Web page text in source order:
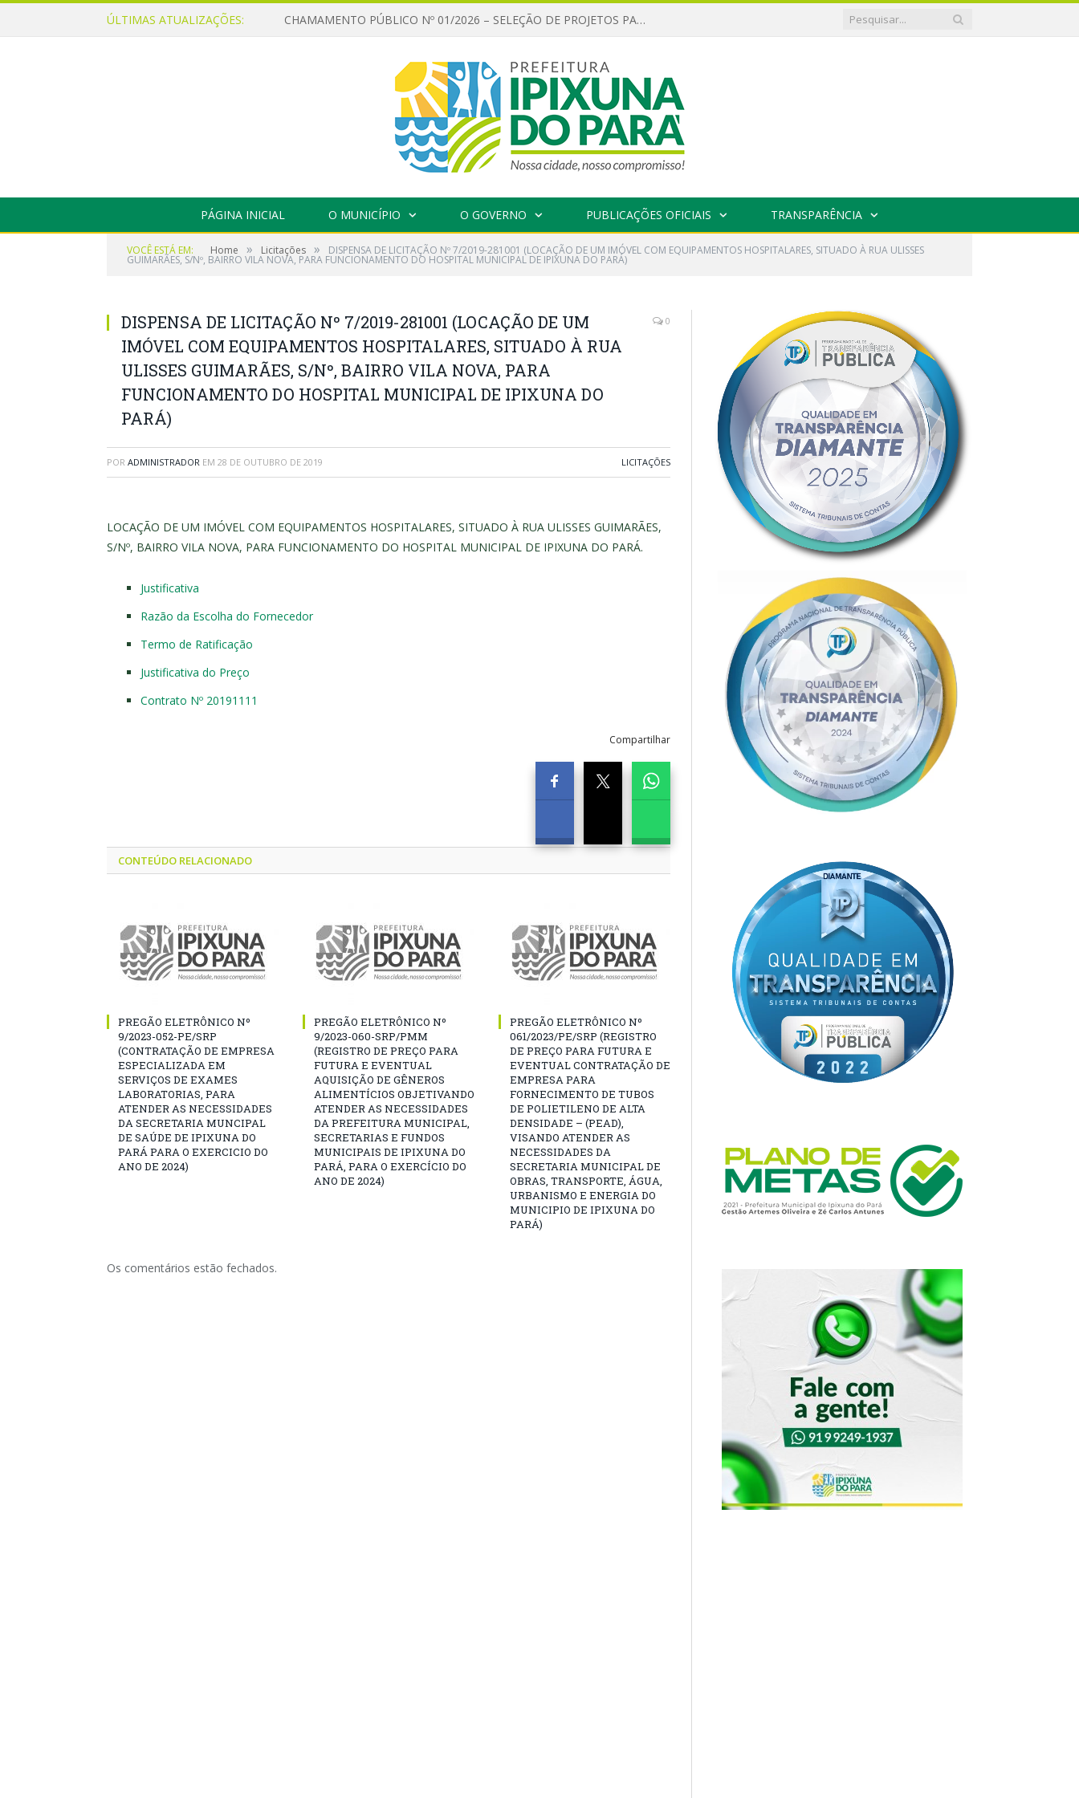
ÚLTIMAS ATUALIZAÇÕES: CHAMAMENTO PÚBLICO Nº 01/2026 – SELEÇÃO DE PROJETOS PARA FIRMAR TERMO DE EXECUÇÃO CULTURAL COM RECURSOS DA POLÍTICA NACIONAL ALDIR BLANC DE FOMENTO À CULTURA – PNAB (LEI Nº 14.399/2022)
PÁGINA INICIAL O MUNICÍPIO O GOVERNO PUBLICAÇÕES OFICIAIS TRANSPARÊNCIA
VOCÊ ESTÁ EM: Home » Licitações » DISPENSA DE LICITAÇÃO Nº 7/2019-281001 (LOCAÇÃO DE UM IMÓVEL COM EQUIPAMENTOS HOSPITALARES, SITUADO À RUA ULISSES
GUIMARÃES, S/Nº, BAIRRO VILA NOVA, PARA FUNCIONAMENTO DO HOSPITAL MUNICIPAL DE IPIXUNA DO PARÁ)
DISPENSA DE LICITAÇÃO Nº 7/2019-281001 (LOCAÇÃO DE UM
IMÓVEL COM EQUIPAMENTOS HOSPITALARES, SITUADO À RUA
ULISSES GUIMARÃES, S/Nº, BAIRRO VILA NOVA, PARA
FUNCIONAMENTO DO HOSPITAL MUNICIPAL DE IPIXUNA DO
PARÁ)
0
POR ADMINISTRADOR EM 28 DE OUTUBRO DE 2019 LICITAÇÕES
LOCAÇÃO DE UM IMÓVEL COM EQUIPAMENTOS HOSPITALARES, SITUADO À RUA ULISSES GUIMARÃES,
S/Nº, BAIRRO VILA NOVA, PARA FUNCIONAMENTO DO HOSPITAL MUNICIPAL DE IPIXUNA DO PARÁ.
Justificativa
Razão da Escolha do Fornecedor
Termo de Ratificação
Justificativa do Preço
Contrato Nº 20191111
Compartilhar
CONTEÚDO RELACIONADO
PREGÃO ELETRÔNICO Nº
9/2023-052-PE/SRP
(CONTRATAÇÃO DE EMPRESA
ESPECIALIZADA EM
SERVIÇOS DE EXAMES
LABORATORIAS, PARA
ATENDER AS NECESSIDADES
DA SECRETARIA MUNCIPAL
DE SAÚDE DE IPIXUNA DO
PARÁ PARA O EXERCICIO DO
ANO DE 2024)
PREGÃO ELETRÔNICO Nº
9/2023-060-SRP/PMM
(REGISTRO DE PREÇO PARA
FUTURA E EVENTUAL
AQUISIÇÃO DE GÊNEROS
ALIMENTÍCIOS OBJETIVANDO
ATENDER AS NECESSIDADES
DA PREFEITURA MUNICIPAL,
SECRETARIAS E FUNDOS
MUNICIPAIS DE IPIXUNA DO
PARÁ, PARA O EXERCÍCIO DO
ANO DE 2024)
PREGÃO ELETRÔNICO Nº
061/2023/PE/SRP (REGISTRO
DE PREÇO PARA FUTURA E
EVENTUAL CONTRATAÇÃO DE
EMPRESA PARA
FORNECIMENTO DE TUBOS
DE POLIETILENO DE ALTA
DENSIDADE – (PEAD),
VISANDO ATENDER AS
NECESSIDADES DA
SECRETARIA MUNICIPAL DE
OBRAS, TRANSPORTE, ÁGUA,
URBANISMO E ENERGIA DO
MUNICIPIO DE IPIXUNA DO
PARÁ)
Os comentários estão fechados.